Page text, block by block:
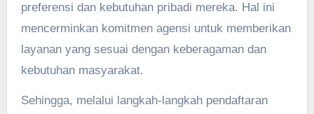
preferensi dan kebutuhan pribadi mereka. Hal ini
mencerminkan komitmen agensi untuk memberikan
layanan yang sesuai dengan keberagaman dan
kebutuhan masyarakat.
Sehingga, melalui langkah-langkah pendaftaran